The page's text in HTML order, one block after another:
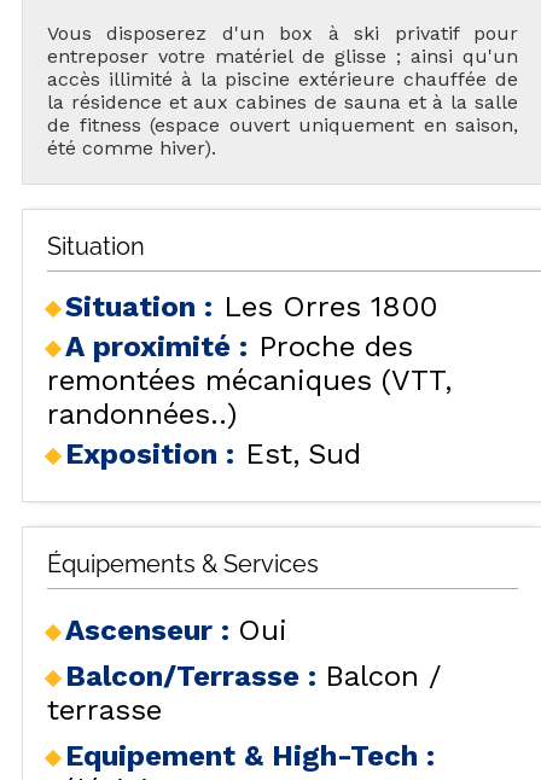
Vous disposerez d'un box à ski privatif pour
entreposer votre matériel de glisse ; ainsi qu'un
accès illimité à la piscine extérieure chauffée de
la résidence et aux cabines de sauna et à la salle
de fitness (espace ouvert uniquement en saison,
été comme hiver).
Situation
Situation : Les Orres 1800
A proximité : Proche des
remontées mécaniques (VTT,
randonnées..)
Exposition : Est Sud
Équipements & Services
Ascenseur : Oui
Balcon/Terrasse : Balcon /
terrasse
Equipement & High-Tech :